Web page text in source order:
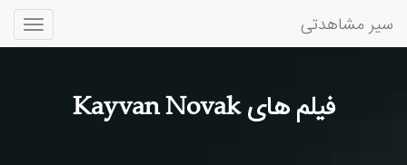
سیر مشاهدتی
فیلم های Kayvan Novak